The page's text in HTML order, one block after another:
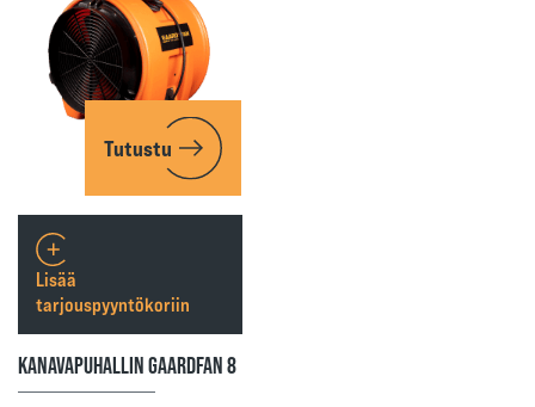
Tutustu
KANAVAPUHALLIN GAARDFAN 8
Lisää
tarjouspyyntökoriin